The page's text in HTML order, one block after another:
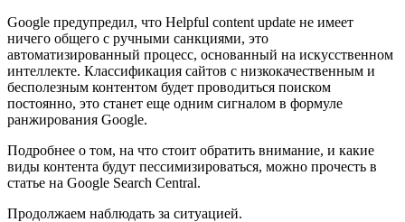
Google предупредил, что Helpful content update не имеет
ничего общего с ручными санкциями, это
автоматизированный процесс, основанный на искусственном
интеллекте. Классификация сайтов с низкокачественным и
бесполезным контентом будет проводиться поиском
постоянно, это станет еще одним сигналом в формуле
ранжирования Google.
Подробнее о том, на что стоит обратить внимание, и какие
виды контента будут пессимизироваться, можно прочесть в
статье на Google Search Central.
Продолжаем наблюдать за ситуацией.